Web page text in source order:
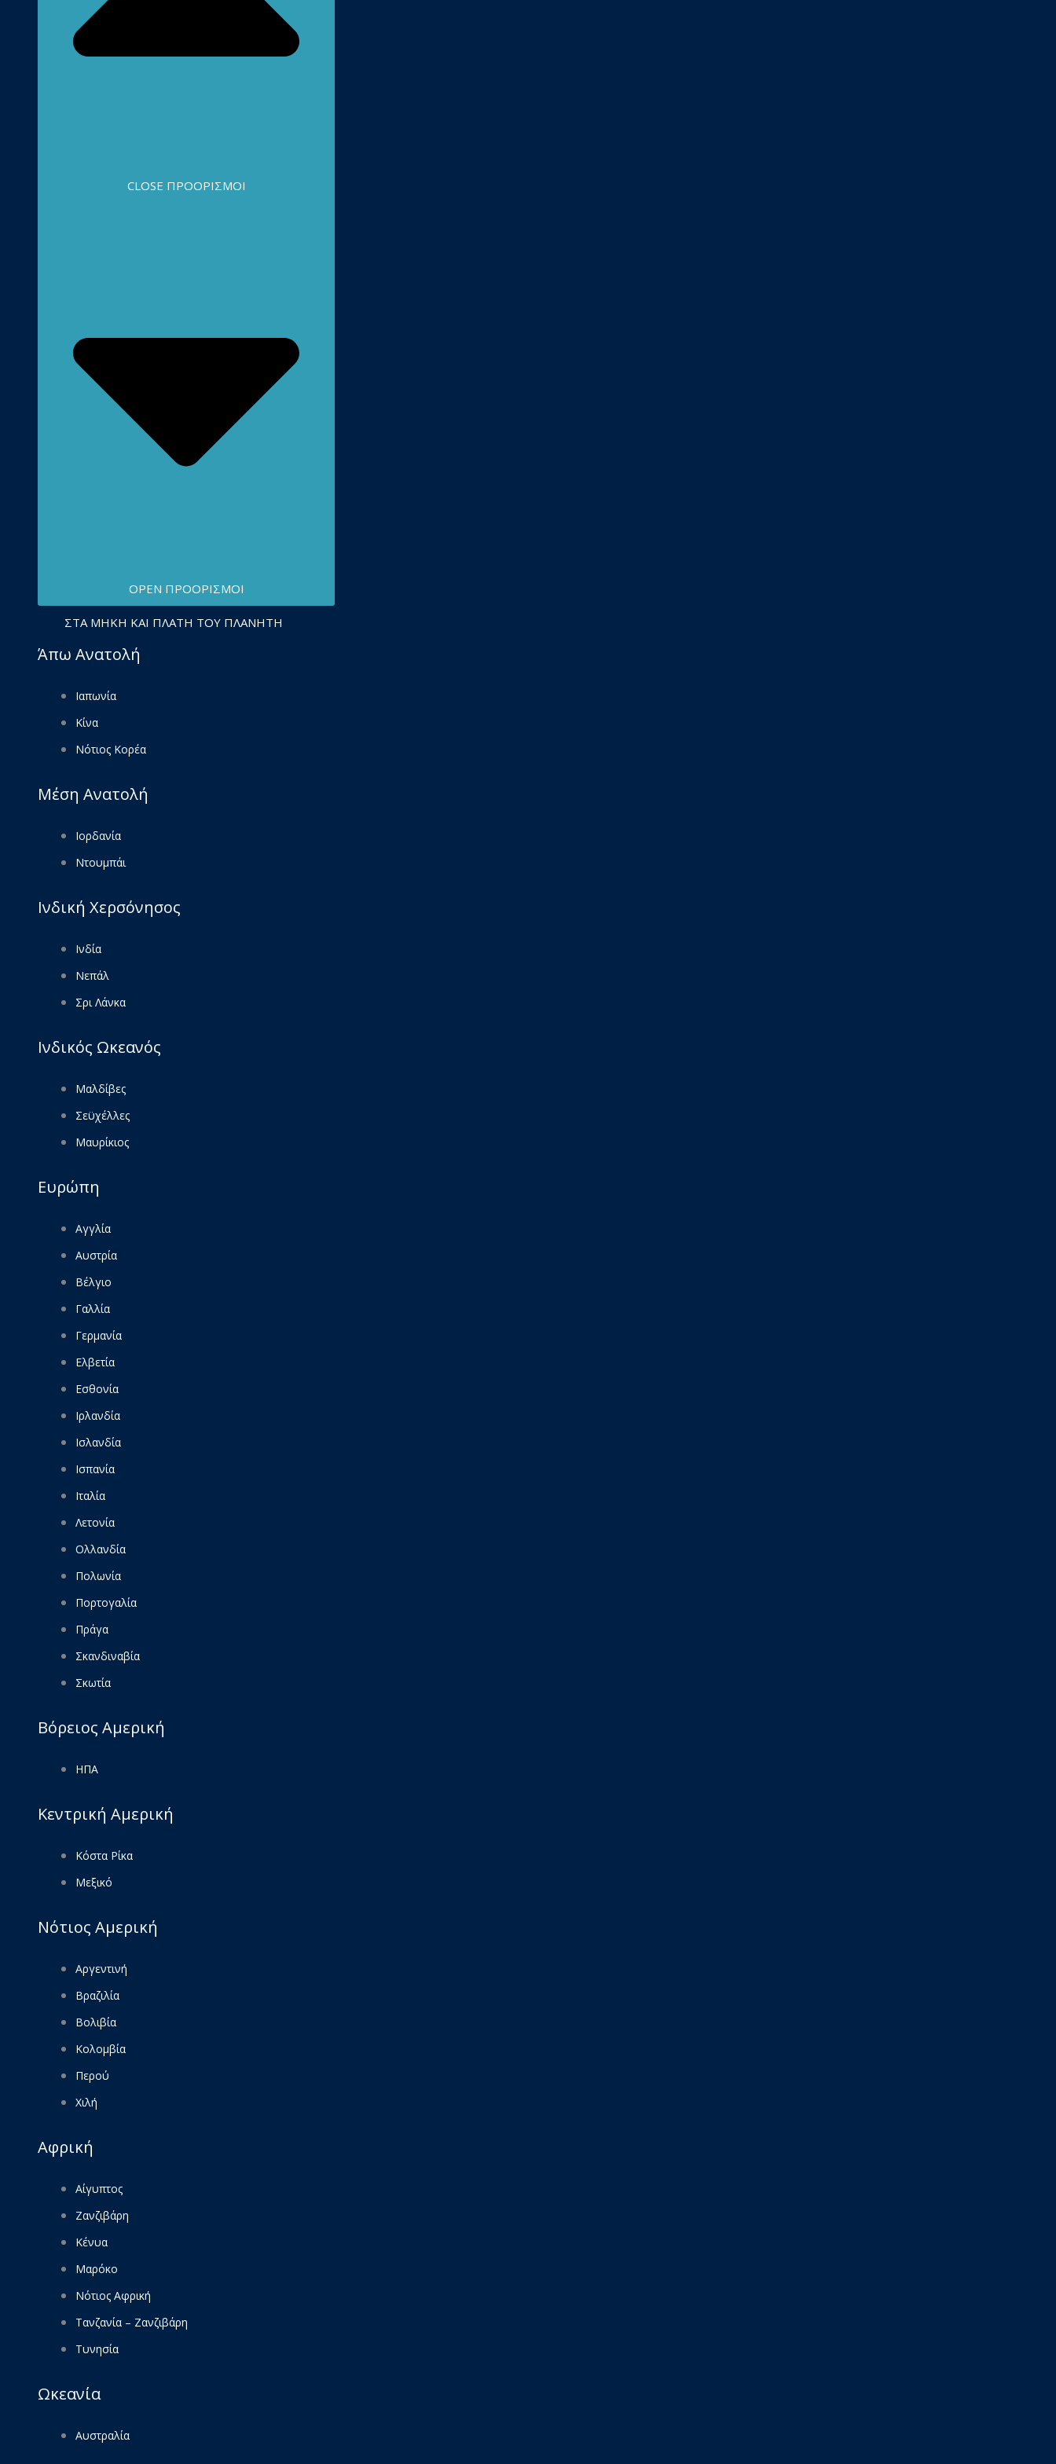
CLOSE ΠΡΟΟΡΙΣΜΟΊ
OPEN ΠΡΟΟΡΙΣΜΟΊ
ΣΤΑ ΜΉΚΗ ΚΑΙ ΠΛΆΤΗ ΤΟΥ ΠΛΑΝΉΤΗ
Άπω Ανατολή
Ιαπωνία
Κίνα
Νότιος Κορέα
Μέση Ανατολή
Ιορδανία
Ντουμπάι
Ινδική Χερσόνησος
Ινδία
Νεπάλ
Σρι Λάνκα
Ινδικός Ωκεανός
Μαλδίβες
Σεϋχέλλες
Μαυρίκιος
Ευρώπη
Αγγλία
Αυστρία
Βέλγιο
Γαλλία
Γερμανία
Ελβετία
Εσθονία
Ιρλανδία
Ισλανδία
Ισπανία
Ιταλία
Λετονία
Ολλανδία
Πολωνία
Πορτογαλία
Πράγα
Σκανδιναβία
Σκωτία
Βόρειος Αμερική
ΗΠΑ
Κεντρική Αμερική
Κόστα Ρίκα
Μεξικό
Νότιος Αμερική
Αργεντινή
Βραζιλία
Βολιβία
Κολομβία
Περού
Χιλή
Αφρική
Αίγυπτος
Ζανζιβάρη
Κένυα
Μαρόκο
Νότιος Αφρική
Τανζανία – Ζανζιβάρη
Τυνησία
Ωκεανία
Αυστραλία